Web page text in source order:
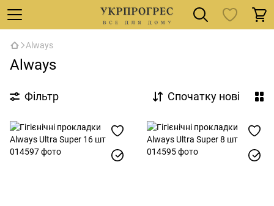
Always
Always
Фільтр Спочатку нові